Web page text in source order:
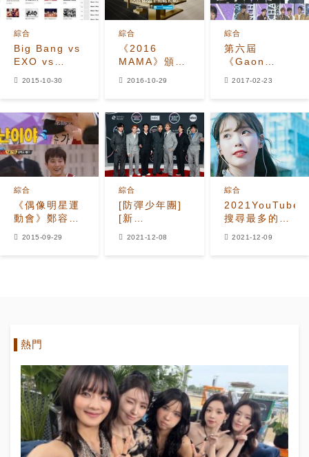
Big Bang vs
EXO vs
個部門候選公
開
綜合
2015-10-30
《2016
MAMA》頒獎
綜合
2016-10-29
第六屆
《Gaon
綜合
2017-02-23
《偶像明星運
動會》鄭容和-
綜合
2015-09-29
[防彈少年團]
[新
綜合
2021-12-08
2021YouTube
搜尋最多的K-
綜合
2021-12-09
熱門